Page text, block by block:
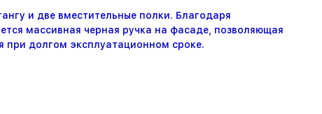
и две вместительные полки. Благодаря
массивная черная ручка на фасаде, позволяющая
долгом эксплуатационном сроке.